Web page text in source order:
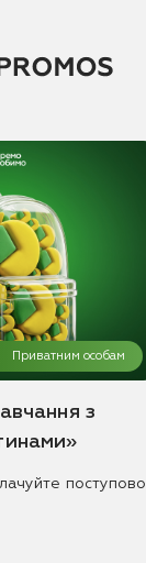
Приватним особам
з
поступово